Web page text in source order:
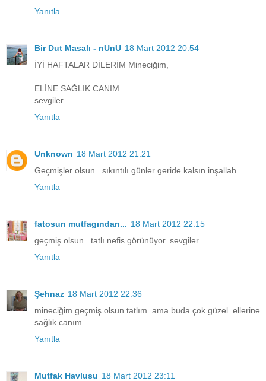
Yanıtla
Bir Dut Masalı - nUnU 18 Mart 2012 20:54
İYİ HAFTALAR DİLERİM Mineciğim,
ELİNE SAĞLIK CANIM
sevgiler.
Yanıtla
Unknown 18 Mart 2012 21:21
Geçmişler olsun.. sıkıntılı günler geride kalsın inşallah..
Yanıtla
fatosun mutfagından... 18 Mart 2012 22:15
geçmiş olsun...tatlı nefis görünüyor..sevgiler
Yanıtla
Şehnaz 18 Mart 2012 22:36
mineciğim geçmiş olsun tatlım..ama buda çok güzel..ellerine
sağlık canım
Yanıtla
Mutfak Havlusu 18 Mart 2012 23:11